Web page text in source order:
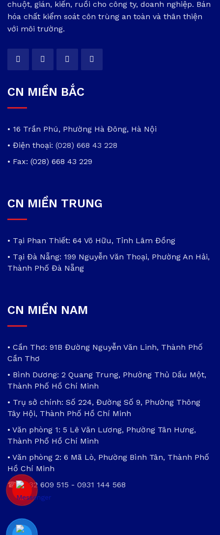
chuột, gián, kiến, ruồi cho công ty, doanh nghiệp. Bán
hóa chất kiểm soát côn trùng an toàn và thân thiện
với môi trường.
CN MIỀN BẮC
• 16 Trần Phú, Phường Hà Đông, Hà Nội
• Điện thoại: (028) 668 43 228
• Fax: (028) 668 43 229
CN MIỀN TRUNG
• Tại Phan Thiết: 64 Võ Hữu, Tỉnh Lâm Đồng
• Tại Đà Nẵng: 199 Nguyễn Văn Thoại, Phường An Hải,
Thành Phố Đà Nẵng
CN MIỀN NAM
• Cần Thơ: 91B Đường Nguyễn Văn Linh, Thành Phố
Cần Thơ
• Bình Dương: 2 Quang Trung, Phường Thủ Dầu Một,
Thành Phố Hồ Chí Minh
• Trụ sở chính: Số 224, Đường Số 9, Phường Thông
Tây Hội, Thành Phố Hồ Chí Minh
• Văn phòng 1: 5 Lê Văn Lương, Phường Tân Hưng,
Thành Phố Hồ Chí Minh
• Văn phòng 2: 6 Mã Lò, Phường Bình Tân, Thành Phố
Hồ Chí Minh
☎0932 609 515 - 0931 144 568